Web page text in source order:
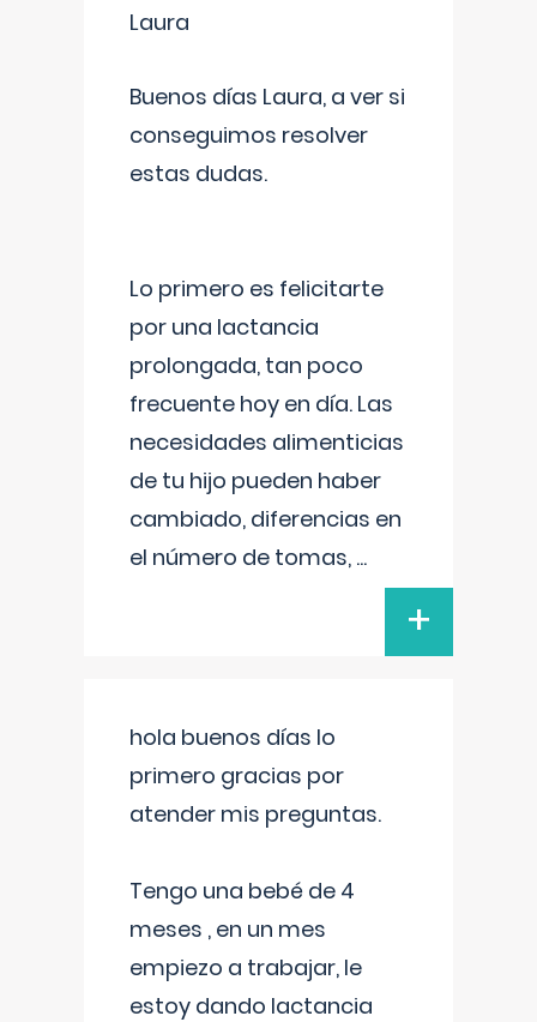
Laura
Buenos días Laura, a ver si
conseguimos resolver
estas dudas.
Lo primero es felicitarte
por una lactancia
prolongada, tan poco
frecuente hoy en día. Las
necesidades alimenticias
de tu hijo pueden haber
cambiado, diferencias en
el número de tomas, ...
+
hola buenos días lo
primero gracias por
atender mis preguntas.
Tengo una bebé de 4
meses , en un mes
empiezo a trabajar, le
estoy dando lactancia